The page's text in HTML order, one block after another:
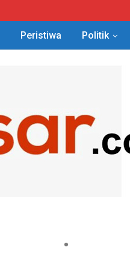
Peristiwa Politik